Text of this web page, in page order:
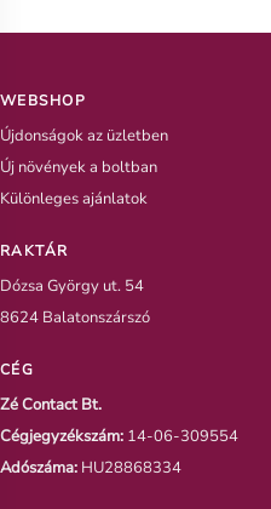
WEBSHOP
Újdonságok az üzletben
Új növények a boltban
Különleges ajánlatok
RAKTÁR
Dózsa György ut. 54
8624 Balatonszárszó
CÉG
Zé Contact Bt.
Cégjegyzékszám: 14-06-309554
Adószáma: HU28868334